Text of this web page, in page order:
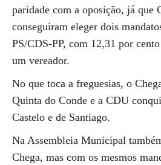
paridade com a oposição, já que
conseguiram eleger dois
PS/CDS-PP, com 12,31 por
um vereador.
No que toca a freguesias, o
Quinta do Conde e a CDU
Castelo e de Santiago.
Na Assembleia Municipal
Chega, mas com os mesmos